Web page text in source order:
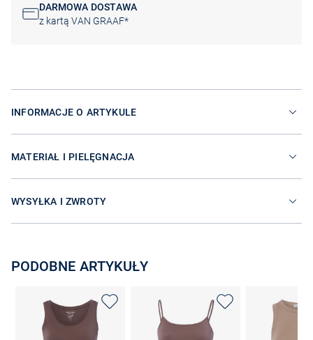
DARMOWA DOSTAWA
z kartą VAN GRAAF*
INFORMACJE O ARTYKULE
MATERIAŁ I PIELĘGNACJA
WYSYŁKA I ZWROTY
PODOBNE ARTYKUŁY